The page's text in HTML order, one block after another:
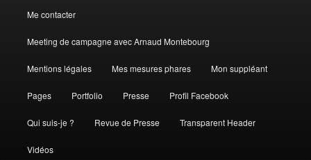
Me contacter
Meeting de campagne avec Arnaud Montebourg
Mentions légales Mes mesures phares Mon suppléant
Pages Portfolio Presse Profil Facebook
Qui suis-je ? Revue de Presse Transparent Header
Vidéos